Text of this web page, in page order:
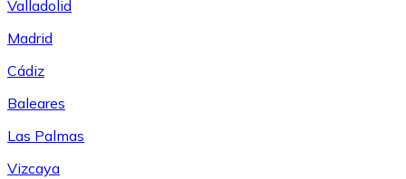
Valladolid
Madrid
Cádiz
Baleares
Las Palmas
Vizcaya